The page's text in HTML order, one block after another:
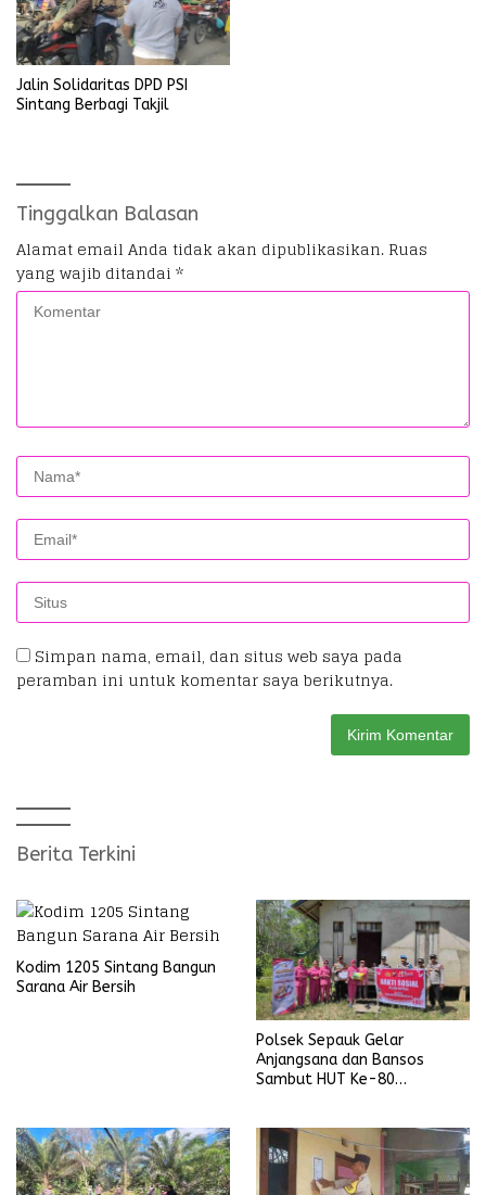
Jalin Solidaritas DPD PSI
Sintang Berbagi Takjil
Tinggalkan Balasan
Alamat email Anda tidak akan dipublikasikan. Ruas
yang wajib ditandai *
Simpan nama, email, dan situs web saya pada
peramban ini untuk komentar saya berikutnya.
Berita Terkini
Kodim 1205 Sintang Bangun
Sarana Air Bersih
Polsek Sepauk Gelar
Anjangsana dan Bansos
Sambut HUT Ke-80